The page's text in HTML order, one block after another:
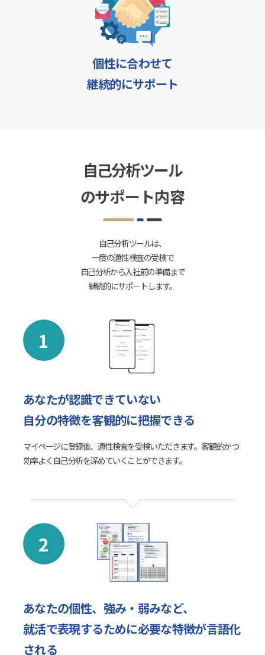
個性に合わせて
継続的にサポート
自己分析ツール
のサポート内容
自己分析ツールは、
一度の適性検査の受検で
自己分析から入社前の準備まで
継続的にサポートします。
1
あなたが認識できていない
自分の特徴を客観的に把握できる
マイページに登録後、適性検査を受検いただきます。客観的かつ
効率よく自己分析を深めていくことができます。
2
あなたの個性、強み・弱みなど、
就活で表現するために必要な特徴が言語化
される